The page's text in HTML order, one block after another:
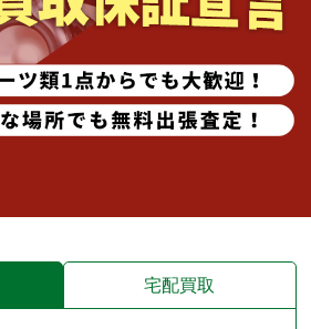
宅配買取